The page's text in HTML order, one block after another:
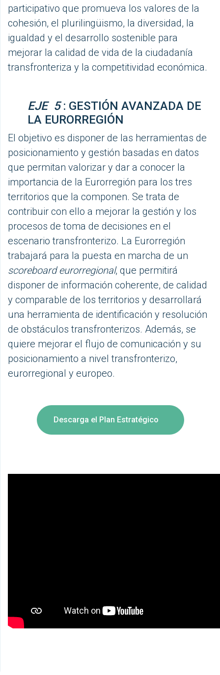
participativo que promueva los valores de la
cohesión, el plurilingüismo, la diversidad, la
igualdad y el desarrollo sostenible para
mejorar la calidad de vida de la ciudadanía
transfronteriza y la competitividad económica.
EJE 5: GESTIÓN AVANZADA DE
LA EURORREGIÓN
El objetivo es disponer de las herramientas de
posicionamiento y gestión basadas en datos
que permitan valorizar y dar a conocer la
importancia de la Eurorregión para los tres
territorios que la componen. Se trata de
contribuir con ello a mejorar la gestión y los
procesos de toma de decisiones en el
escenario transfronterizo. La Eurorregión
trabajará para la puesta en marcha de un
scoreboard eurorregional, que permitirá
disponer de información coherente, de calidad
y comparable de los territorios y desarrollará
una herramienta de identificación y resolución
de obstáculos transfronterizos. Además, se
quiere mejorar el flujo de comunicación y su
posicionamiento a nivel transfronterizo,
eurorregional y europeo.
Descarga el Plan Estratégico